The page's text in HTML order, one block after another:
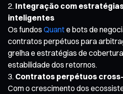
Integração com
inteligentes
Os fundos Quante bots de
contratos perpétuos para
grelha e estratégias de
estabilidade dos retornos.
Contratos perpétuos
Com o crescimento dos